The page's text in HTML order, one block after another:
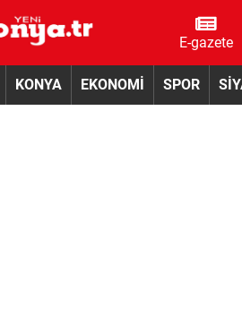
E-gazete
KONYA EKONOMİ SPOR